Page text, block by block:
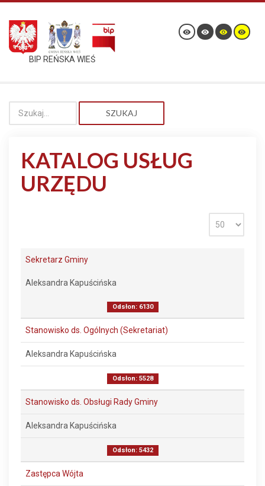
BIP REŃSKA WIEŚ
SZUKAJ
KATALOG USŁUG
URZĘDU
Sekretarz Gminy
Aleksandra Kapuścińska
Odsłon: 6130
Stanowisko ds. Ogólnych (Sekretariat)
Aleksandra Kapuścińska
Odsłon: 5528
Stanowisko ds. Obsługi Rady Gminy
Aleksandra Kapuścińska
Odsłon: 5432
Zastępca Wójta